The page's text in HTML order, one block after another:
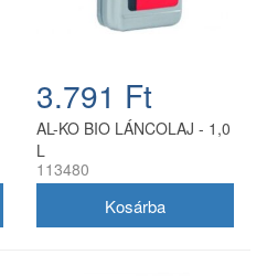
3.791 Ft
AL-KO BIO LÁNCOLAJ - 1,0
L
113480